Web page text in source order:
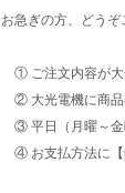
お急ぎの方、どうぞ
① ご注文内容が大
② 大光電機に商品
③ 平日（月曜～金
④ お支払方法に【